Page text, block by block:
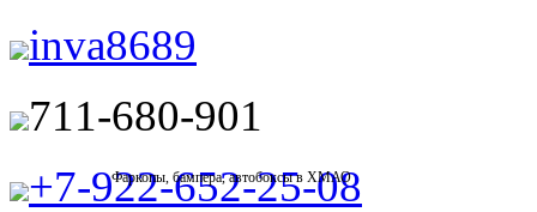
Фаркопы, бампера, автобоксы в ХМАО
inva8689
711-680-901
+7-922-652-25-08